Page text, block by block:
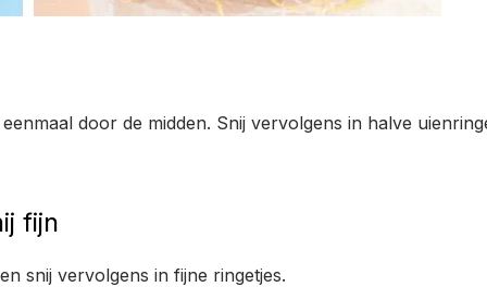
door de midden. Snij vervolgens in halve
fijn
snij vervolgens in fijne ringetjes.